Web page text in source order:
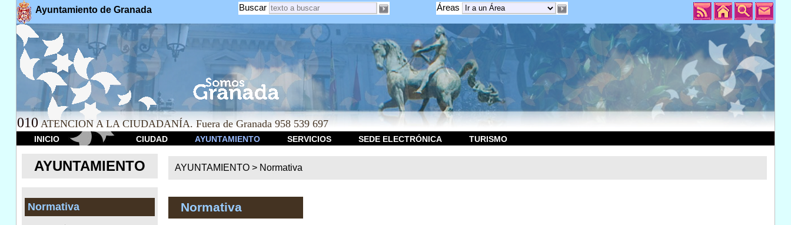
Ayuntamiento de Granada Áreas
Buscar
010 ATENCION A LA CIUDADANÍA. Fuera de Granada 958 539 697
INICIO CIUDAD AYUNTAMIENTO SERVICIOS SEDE ELECTRÓNICA TURISMO
AYUNTAMIENTO
Normativa
AYUNTAMIENTO > Normativa
Normativa